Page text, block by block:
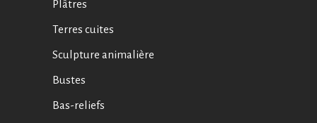
Plâtres
Terres cuites
Sculpture animalière
Bustes
Bas-reliefs